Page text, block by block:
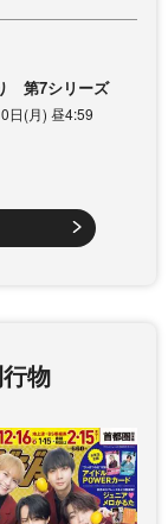
第7シリーズ
日(月) 昼4:59
物